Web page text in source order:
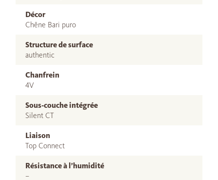
Décor
Chêne Bari puro
Structure de surface
authentic
Chanfrein
4V
Sous-couche intégrée
Silent CT
Liaison
Top Connect
Résistance à l’humidité
–